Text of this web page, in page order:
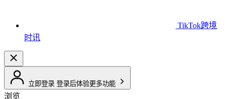
TikTok跨境
时讯
立即登录 登录后体验更多功能
浏览